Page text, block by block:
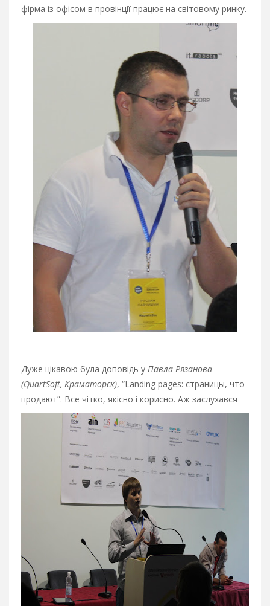
фірма із офісом в провінції працює на світовому ринку.
Дуже цікавою була доповідь у Павла Рязанова
(QuartSoft, Краматорск), “Landing pages: страницы, что
продают”. Все чітко, якісно і корисно. Аж заслухався